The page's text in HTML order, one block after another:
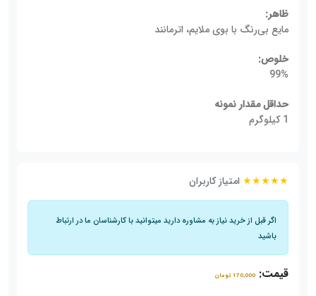
ظاهر:
مایع بی‌رنگ با بوی ملایم، اترمانند
خلوص:
99%
حداقل مقدار نمونه
1 کیلوگرم
★★★★★ امتیاز کاربران
اگر قبل از خرید نیاز به مشاوره دارید میتوانید با کارشناسان ما در ارتباط
باشید
قیمت: 170,000 تومان